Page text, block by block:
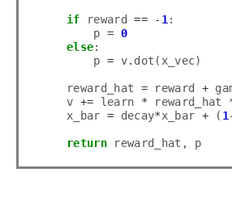
if reward == - 1:
        p
= 0
else:
        p
= v. dot(x_vec)
    reward_hat
= reward +
    v
+= learn * reward_hat
    x_bar
= decay*x_bar + ( 1
return